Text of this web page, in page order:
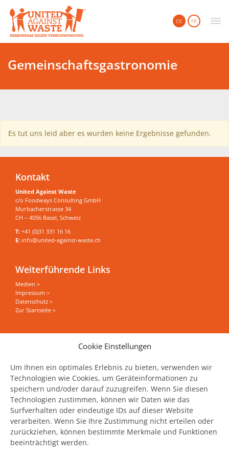
Cookie Einstellungen
Um Ihnen ein optimales Erlebnis zu bieten, verwenden wir
Technologien wie Cookies, um Geräteinformationen zu
speichern und/oder darauf zuzugreifen. Wenn Sie diesen
Technologien zustimmen, können wir Daten wie das
Surfverhalten oder eindeutige IDs auf dieser Website
verarbeiten. Wenn Sie Ihre Zustimmung nicht erteilen oder
zurückziehen, können bestimmte Merkmale und Funktionen
beeinträchtigt werden.
DE FR
Gemeinschaftsgastronomie
Es tut uns leid aber es wurden keine Ergebnisse gefunden.
Kontakt
United Against Waste
c/o Foodways Consulting GmbH
Murbacherstrasse 34
CH – 4056 Basel, Schweiz
T: +41 (0)31 331 16 16
E: info@united-against-waste.ch
Weiterführende Links
Medien >
Impressum >
Datenschutz >
Zur Startseite >
Sie wollen alles zum Thema Food Save erfahren?
News, Events und Stories direkt in Ihrer Mailbox
haben?
Jetzt unseren Newsletter abonnieren
United Against Waste wird unterstützt